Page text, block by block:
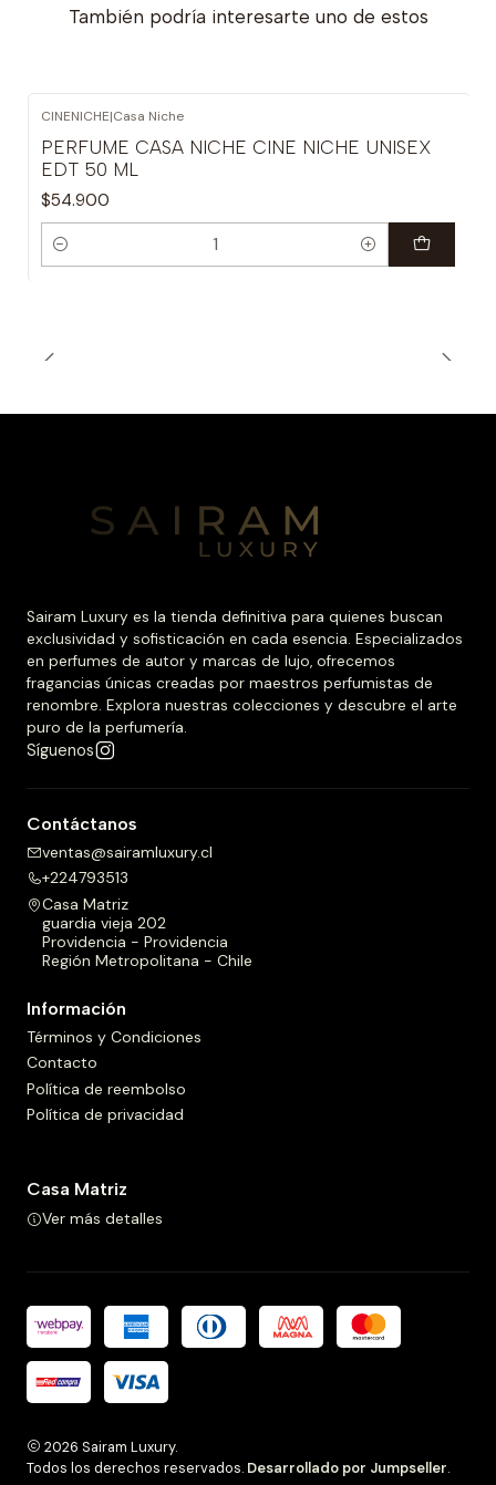
También podría interesarte uno de estos
CINENICHE|Casa Niche
PERFUME CASA NICHE CINE NICHE UNISEX
EDT 50 ML
$54.900
Cantidad
Sairam Luxury es la tienda definitiva para quienes buscan
exclusividad y sofisticación en cada esencia. Especializados
en perfumes de autor y marcas de lujo, ofrecemos
fragancias únicas creadas por maestros perfumistas de
renombre. Explora nuestras colecciones y descubre el arte
puro de la perfumería.
Síguenos
Contáctanos
ventas@sairamluxury.cl
+224793513
Casa Matriz
guardia vieja 202
Providencia - Providencia
Región Metropolitana - Chile
Información
Términos y Condiciones
Contacto
Política de reembolso
Política de privacidad
Casa Matriz
Ver más detalles
2026 Sairam Luxury.
Todos los derechos reservados. Desarrollado por Jumpseller.